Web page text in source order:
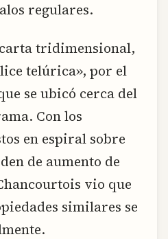
regulares.
carta tridimensional,
telúrica», por el
se ubicó cerca del
Con los
en espiral sobre
de aumento de
vio que
similares se